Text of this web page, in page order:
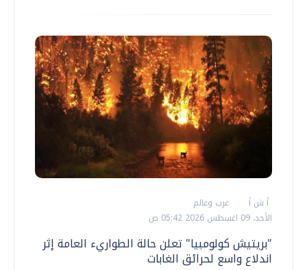
أ ش أ
عرب وعالم
الأحد، 09 اغسطس 2026 05:42 ص
"بريتيش كولومبيا" تعلن حالة الطواريء العامة إثر
اندلاع واسع لحرائق الغابات